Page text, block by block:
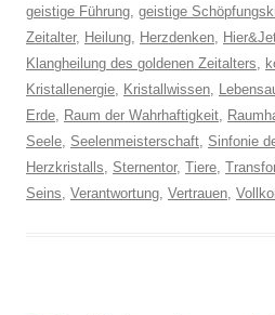
geistige Führung, geistige
Zeitalter, Heilung, Herzdenken,
Klangheilung des goldenen Zeitalters,
Kristallenergie, Kristallwissen,
Erde, Raum der Wahrhaftigkeit,
Seele, Seelenmeisterschaft, Sinfonie
Herzkristalls, Sternentor, Tiere,
Seins, Verantwortung, Vertrauen,